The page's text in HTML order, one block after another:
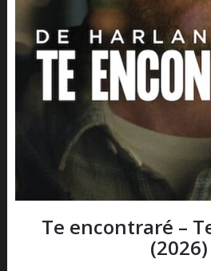
Te encontraré –
(2026)